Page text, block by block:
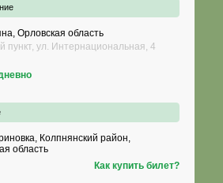
Орловская область
пункт, ул. Интернациональная, 4
Колпнянский район,
область
Как купить билет?